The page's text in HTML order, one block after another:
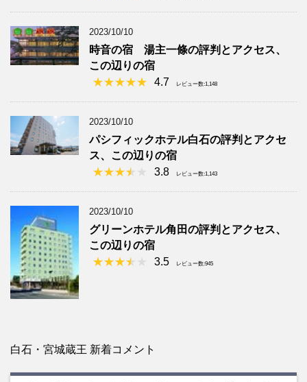
2023/10/10
時音の宿 湯主一條の評判とアクセス、
この辺りの宿
4.7
レビュー数:1,148
2023/10/10
パシフィックホテル白石の評判とアクセ
ス、この辺りの宿
3.8
レビュー数:1,143
2023/10/10
グリーンホテル角田の評判とアクセス、
この辺りの宿
3.5
レビュー数:945
白石・宮城蔵王 新着コメント